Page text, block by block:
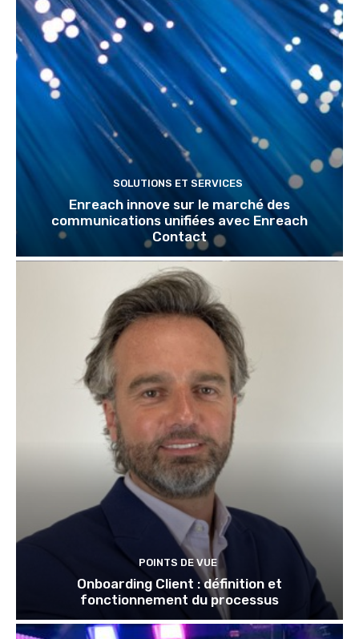
SOLUTIONS ET SERVICES
Enreach innove sur le marché des
communications unifiées avec Enreach
Contact
POINTS DE VUE
Onboarding Client : définition et
fonctionnement du processus